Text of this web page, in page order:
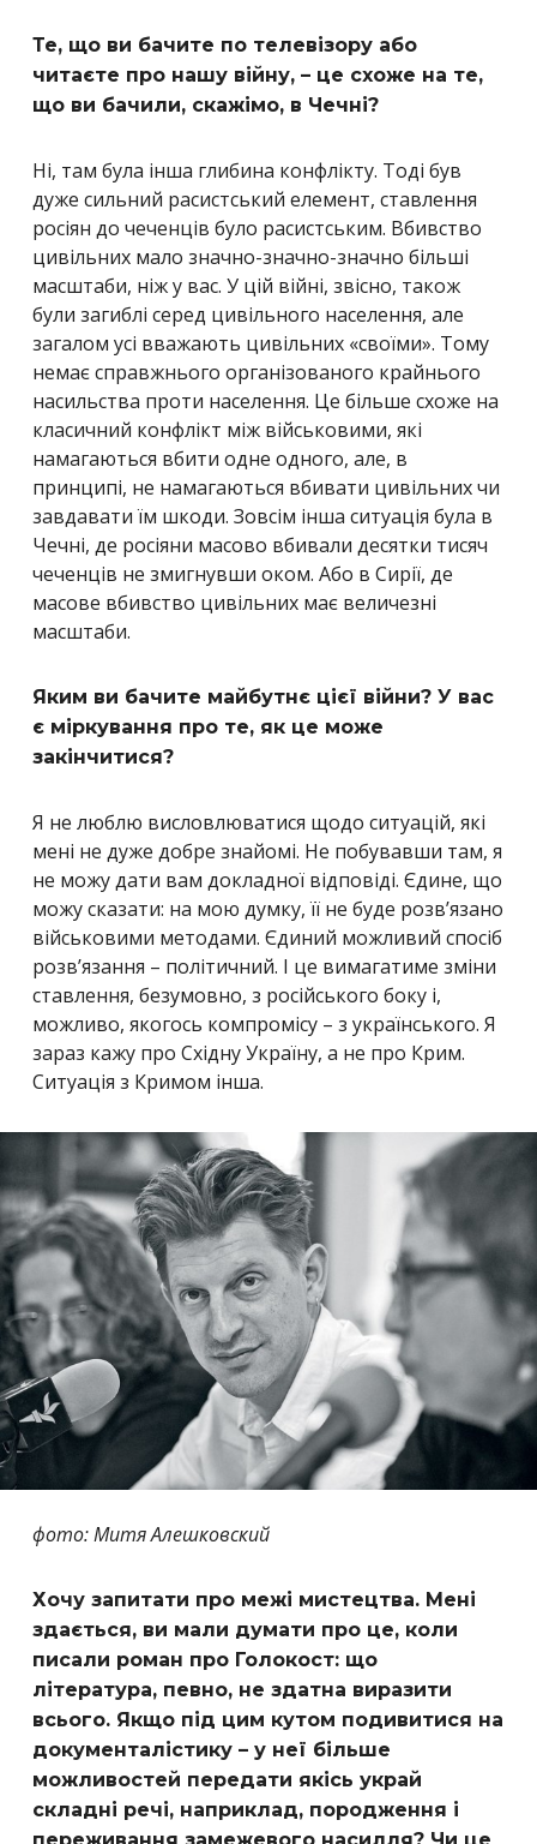
Те, що ви бачите по телевізору або
читаєте про нашу війну, – це схоже на те,
що ви бачили, скажімо, в Чечні?
Ні, там була інша глибина конфлікту. Тоді був
дуже сильний расистський елемент, ставлення
росіян до чеченців було расистським. Вбивство
цивільних мало значно-значно-значно більші
масштаби, ніж у вас. У цій війні, звісно, також
були загиблі серед цивільного населення, але
загалом усі вважають цивільних «своїми». Тому
немає справжнього організованого крайнього
насильства проти населення. Це більше схоже на
класичний конфлікт між військовими, які
намагаються вбити одне одного, але, в
принципі, не намагаються вбивати цивільних чи
завдавати їм шкоди. Зовсім інша ситуація була в
Чечні, де росіяни масово вбивали десятки тисяч
чеченців не змигнувши оком. Або в Сирії, де
масове вбивство цивільних має величезні
масштаби.
Яким ви бачите майбутнє цієї війни? У вас
є міркування про те, як це може
закінчитися?
Я не люблю висловлюватися щодо ситуацій, які
мені не дуже добре знайомі. Не побувавши там, я
не можу дати вам докладної відповіді. Єдине, що
можу сказати: на мою думку, її не буде розв’язано
військовими методами. Єдиний можливий спосіб
розв’язання – політичний. І це вимагатиме зміни
ставлення, безумовно, з російського боку і,
можливо, якогось компромісу – з українського. Я
зараз кажу про Східну Україну, а не про Крим.
Ситуація з Кримом інша.
фото: Митя Алешковский
Хочу запитати про межі мистецтва. Мені
здається, ви мали думати про це, коли
писали роман про Голокост: що
література, певно, не здатна виразити
всього. Якщо під цим кутом подивитися на
документалістику – у неї більше
можливостей передати якісь украй
складні речі, наприклад, породження і
переживання замежевого насилля? Чи це